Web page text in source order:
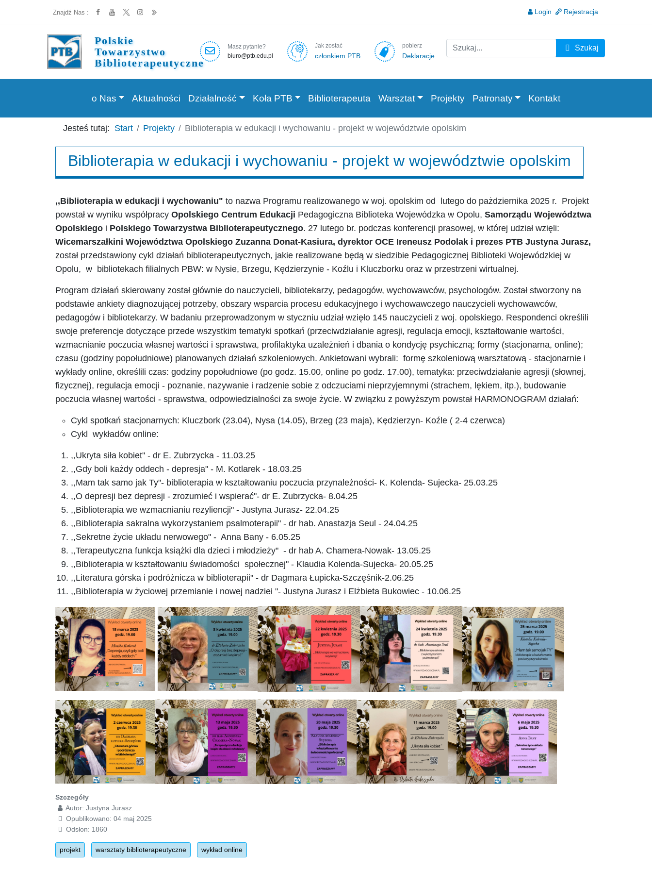
Znajdź Nas : Login Rejestracja
Polskie
Towarzystwo
Biblioterapeutyczne
Masz pytanie?
biuro@ptb.edu.pl
Jak zostać
członkiem PTB
pobierz
Deklaracje
szuk
Szukaj
o Nas Aktualności Działalność Koła PTB Biblioterapeuta Warsztat Projekty Patronaty Kontakt
Jesteś tutaj: Start Projekty Biblioterapia w edukacji i wychowaniu - projekt w województwie opolskim
Biblioterapia w edukacji i wychowaniu - projekt w województwie opolskim
,,Biblioterapia w edukacji i wychowaniu" to nazwa Programu realizowanego w woj. opolskim od lutego do pażdziernika 2025 r. Projekt
powstał w wyniku współpracy Opolskiego Centrum Edukacji Pedagogiczna Biblioteka Wojewódzka w Opolu, Samorządu Województwa
Opolskiego i Polskiego Towarzystwa Biblioterapeutycznego. 27 lutego br. podczas konferencji prasowej, w której udział wzięli:
Wicemarszałkini Województwa Opolskiego Zuzanna Donat-Kasiura, dyrektor OCE Ireneusz Podolak i prezes PTB Justyna Jurasz,
został przedstawiony cykl działań biblioterapeutycznych, jakie realizowane będą w siedzibie Pedagogicznej Biblioteki Wojewódzkiej w
Opolu, w bibliotekach filialnych PBW: w Nysie, Brzegu, Kędzierzynie - Koźlu i Kluczborku oraz w przestrzeni wirtualnej.
Program działań skierowany został głównie do nauczycieli, bibliotekarzy, pedagogów, wychowawców, psychologów. Został stworzony na
podstawie ankiety diagnozującej potrzeby, obszary wsparcia procesu edukacyjnego i wychowawczego nauczycieli wychowawców,
pedagogów i bibliotekarzy. W badaniu przeprowadzonym w styczniu udział wzięło 145 nauczycieli z woj. opolskiego. Respondenci określili
swoje preferencje dotyczące przede wszystkim tematyki spotkań (przeciwdziałanie agresji, regulacja emocji, kształtowanie wartości,
wzmacnianie poczucia własnej wartości i sprawstwa, profilaktyka uzależnień i dbania o kondycję psychiczną; formy (stacjonarna, online);
czasu (godziny popołudniowe) planowanych działań szkoleniowych. Ankietowani wybrali: formę szkoleniową warsztatową - stacjonarnie i
wykłady online, określili czas: godziny popołudniowe (po godz. 15.00, online po godz. 17.00), tematyka: przeciwdziałanie agresji (słownej,
fizycznej), regulacja emocji - poznanie, nazywanie i radzenie sobie z odczuciami nieprzyjemnymi (strachem, lękiem, itp.), budowanie
poczucia własnej wartości - sprawstwa, odpowiedzialności za swoje życie. W związku z powyższym powstał HARMONOGRAM działań:
Cykl spotkań stacjonarnych: Kluczbork (23.04), Nysa (14.05), Brzeg (23 maja), Kędzierzyn- Koźle ( 2-4 czerwca)
Cykl wykładów online:
,,Ukryta siła kobiet" - dr E. Zubrzycka - 11.03.25
,,Gdy boli każdy oddech - depresja" - M. Kotlarek - 18.03.25
,,Mam tak samo jak Ty"- biblioterapia w kształtowaniu poczucia przynależności- K. Kolenda- Sujecka- 25.03.25
,,O depresji bez depresji - zrozumieć i wspierać"- dr E. Zubrzycka- 8.04.25
,,Biblioterapia we wzmacnianiu rezyliencji" - Justyna Jurasz- 22.04.25
,,Biblioterapia sakralna wykorzystaniem psalmoterapii" - dr hab. Anastazja Seul - 24.04.25
,,Sekretne życie układu nerwowego" - Anna Bany - 6.05.25
,,Terapeutyczna funkcja książki dla dzieci i młodzieży" - dr hab A. Chamera-Nowak- 13.05.25
,,Biblioterapia w kształtowaniu świadomości społecznej" - Klaudia Kolenda-Sujecka- 20.05.25
,,Literatura górska i podróżnicza w biblioterapii" - dr Dagmara Łupicka-Szczęśnik-2.06.25
,,Biblioterapia w życiowej przemianie i nowej nadziei "- Justyna Jurasz i Elżbieta Bukowiec - 10.06.25
Szczegóły
Autor: Justyna Jurasz
Opublikowano: 04 maj 2025
Odsłon: 1860
projekt warsztaty biblioterapeutyczne wykład online